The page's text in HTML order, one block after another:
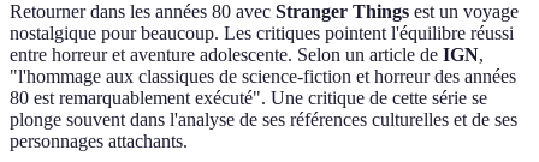
Retourner dans les années 80 avec Stranger Things est un voyage
nostalgique pour beaucoup. Les critiques pointent l'équilibre réussi
entre horreur et aventure adolescente. Selon un article de IGN,
"l'hommage aux classiques de science-fiction et horreur des années
80 est remarquablement exécuté". Une critique de cette série se
plonge souvent dans l'analyse de ses références culturelles et de ses
personnages attachants.